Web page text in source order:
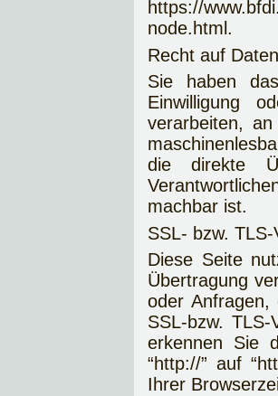
https://
node.html.
Recht auf
Sie haben
Einwilligung
verarbeiten,
die direkte
machbar ist.
SSL- bzw.
Diese Seite
Übertragung
oder
SSL-bzw. TLS-
erkennen Sie
“http://” auf
Ihrer